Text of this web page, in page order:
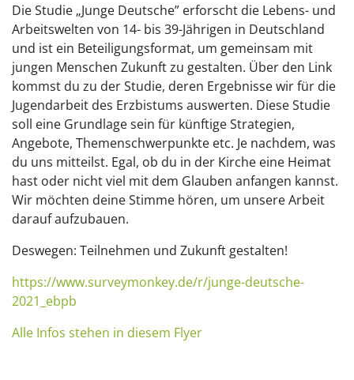
Die Studie „Junge Deutsche” erforscht die Lebens- und
Arbeitswelten von 14- bis 39-Jährigen in Deutschland
und ist ein Beteiligungsformat, um gemeinsam mit
jungen Menschen Zukunft zu gestalten. Über den Link
kommst du zu der Studie, deren Ergebnisse wir für die
Jugendarbeit des Erzbistums auswerten. Diese Studie
soll eine Grundlage sein für künftige Strategien,
Angebote, Themenschwerpunkte etc. Je nachdem, was
du uns mitteilst. Egal, ob du in der Kirche eine Heimat
hast oder nicht viel mit dem Glauben anfangen kannst.
Wir möchten deine Stimme hören, um unsere Arbeit
darauf aufzubauen.
Deswegen: Teilnehmen und Zukunft gestalten!
https://www.surveymonkey.de/r/junge-deutsche-
2021_ebpb
Alle Infos stehen in diesem Flyer